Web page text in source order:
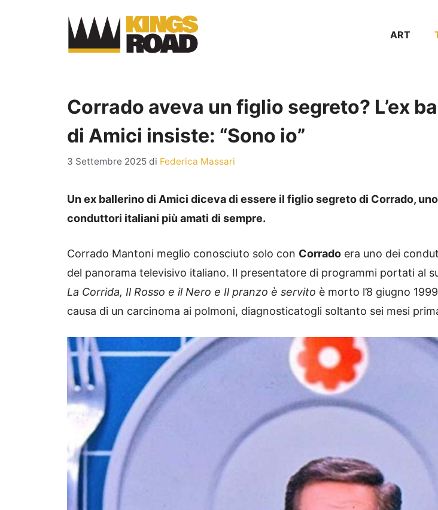
ART
Corrado aveva un figlio segreto? L’ex
di Amici insiste: “Sono io”
3 Settembre 2025 di Federica Massari
Un ex ballerino di Amici diceva di essere il figlio segreto di Corrado,
conduttori italiani più amati di sempre.
Corrado Mantoni meglio conosciuto solo con Corrado era uno dei
del panorama televisivo italiano. Il presentatore di programmi portati al
La Corrida, Il Rosso e il Nero e Il pranzo è servito è morto l’8 giugno
causa di un carcinoma ai polmoni, diagnosticatogli soltanto sei mesi